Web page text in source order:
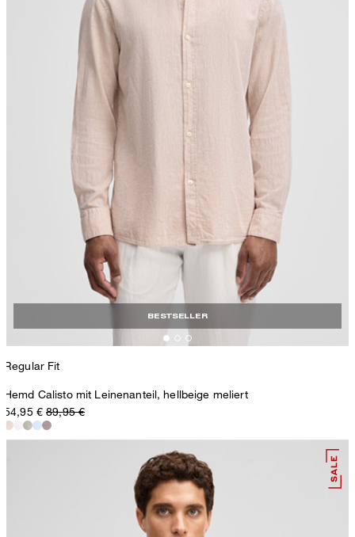
BESTSELLER
Regular Fit
Hemd Calisto mit Leinenanteil, hellbeige meliert
54,95 € 89,95 €